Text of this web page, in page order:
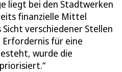
liegt bei den Stadtwerken
finanzielle Mittel
verschiedener Stellen
für eine
wurde die